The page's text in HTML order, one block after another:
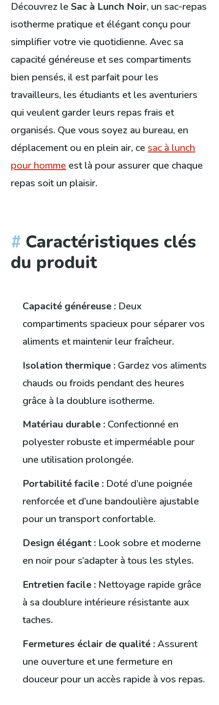
Découvrez leSac à Lunch Noir, un sac-repas
isotherme pratique et élégant conçu pour
simplifier votre vie quotidienne. Avec sa
capacité généreuse et ses compartiments
bien pensés, il est parfait pour les
travailleurs, les étudiants et les aventuriers
qui veulent garder leurs repas frais et
organisés. Que vous soyez au bureau, en
déplacement ou en plein air, ce sac à lunch
pour homme est là pour assurer que chaque
repas soit un plaisir.
Caractéristiques clés
du produit
Capacité généreuse : Deux
compartiments spacieux pour séparer vos
aliments et maintenir leur fraîcheur.
Isolation thermique : Gardez vos aliments
chauds ou froids pendant des heures
grâce à la doublure isotherme.
Matériau durable : Confectionné en
polyester robuste et imperméable pour
une utilisation prolongée.
Portabilité facile : Doté d’une poignée
renforcée et d’une bandoulière ajustable
pour un transport confortable.
Design élégant : Look sobre et moderne
en noir pour s’adapter à tous les styles.
Entretien facile : Nettoyage rapide grâce
à sa doublure intérieure résistante aux
taches.
Fermetures éclair de qualité :Assurent
une ouverture et une fermeture en
douceur pour un accès rapide à vos repas.